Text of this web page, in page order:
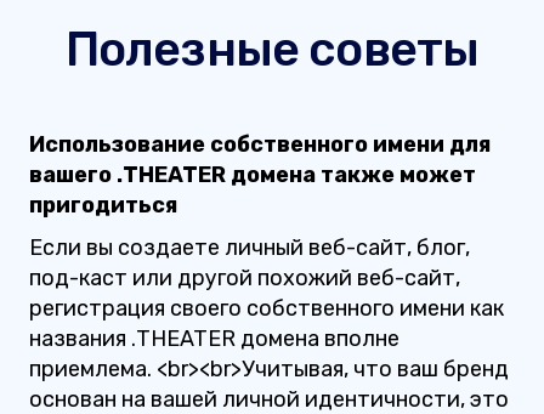
Полезные советы
Использование собственного имени для
вашего .THEATER домена также может
пригодиться
Если вы создаете личный веб-сайт, блог,
под-каст или другой похожий веб-сайт,
регистрация своего собственного имени как
названия .THEATER домена вполне
приемлема. <br><br>Учитывая, что ваш бренд
основан на вашей личной идентичности, это